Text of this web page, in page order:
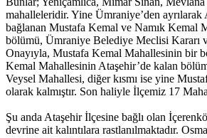
mahalleleridir. Yine Ümraniye’den ayrılarak
bağlanan Mustafa Kemal ve Namık Kemal
bölümü, Ümraniye Belediye Meclisi Kararı
Onayıyla, Mustafa Kemal Mahallesinin bir
Kemal Mahallesinin Ataşehir’de kalan
Veysel Mahallesi, diğer kısmı ise yine
olarak kalmıştır. Son haliyle İlçemiz 17
Şu anda Ataşehir İlçesine bağlı olan
devrine ait kalıntılara rastlanılmaktadır.